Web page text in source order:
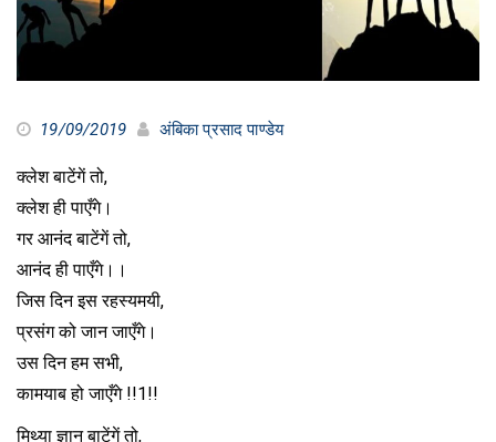
19/09/2019 अंबिका प्रसाद पाण्डेय
क्लेश बाटेंगें तो,
क्लेश ही पाएँगे।
गर आनंद बाटेंगें तो,
आनंद ही पाएँगे।।
जिस दिन इस रहस्यमयी,
प्रसंग को जान जाएँगे।
उस दिन हम सभी,
कामयाब हो जाएँगे !!1!!
मिथ्या ज्ञान बाटेंगें तो,